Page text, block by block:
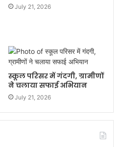
July 21, 2026
स्कूल परिसर में गंदगी, ग्रामीणों
ने चलाया सफाई अभियान
July 21, 2026